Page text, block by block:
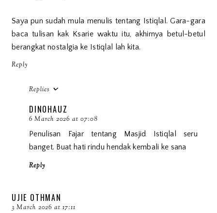
Saya pun sudah mula menulis tentang Istiqlal. Gara-gara
baca tulisan kak Ksarie waktu itu, akhirnya betul-betul
berangkat nostalgia ke Istiqlal lah kita.
Reply
Replies
DINOHAUZ
6 March 2026 at 07:08
Penulisan Fajar tentang Masjid Istiqlal seru
banget. Buat hati rindu hendak kembali ke sana
Reply
UJIE OTHMAN
3 March 2026 at 17:11